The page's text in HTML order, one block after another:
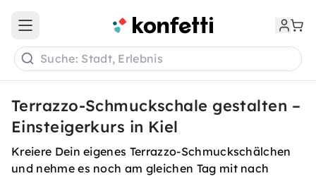
Open main menu
Suche: Stadt, Erlebnis
Terrazzo-Schmuckschale gestalten –
Einsteigerkurs in Kiel
Kreiere Dein eigenes Terrazzo-Schmuckschälchen
und nehme es noch am gleichen Tag mit nach